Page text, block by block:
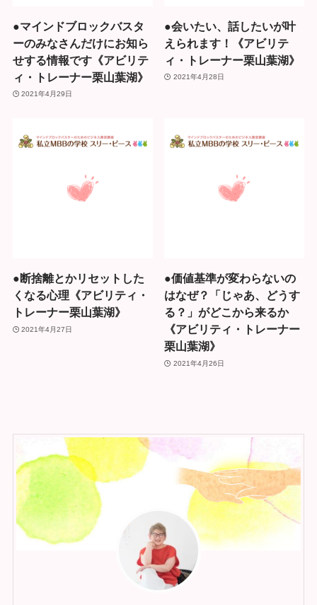
●マインドブロックバスタ
ーのみなさんだけにお知ら
せする情報です《アビリテ
ィ・トレーナー栗山葉湖》
2021年4月29日
●会いたい、話したいが叶
えられます！《アビリテ
ィ・トレーナー栗山葉湖》
2021年4月28日
●断捨離とかリセットした
くなる心理《アビリティ・
トレーナー栗山葉湖》
2021年4月27日
●価値基準が変わらないの
はなぜ？「じゃあ、どうす
る？」がどこから来るか
《アビリティ・トレーナー
栗山葉湖》
2021年4月26日